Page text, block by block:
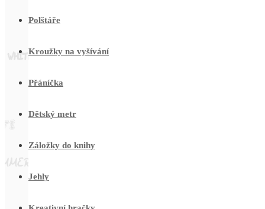
Polštáře
Kroužky na vyšívání
Přáníčka
Dětský metr
Záložky do knihy
Jehly